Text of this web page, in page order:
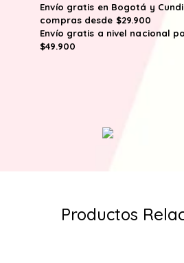
Envío gratis en Bogotá y
compras desde $29.900
Envío gratis a nivel nacional
$49.900
Productos